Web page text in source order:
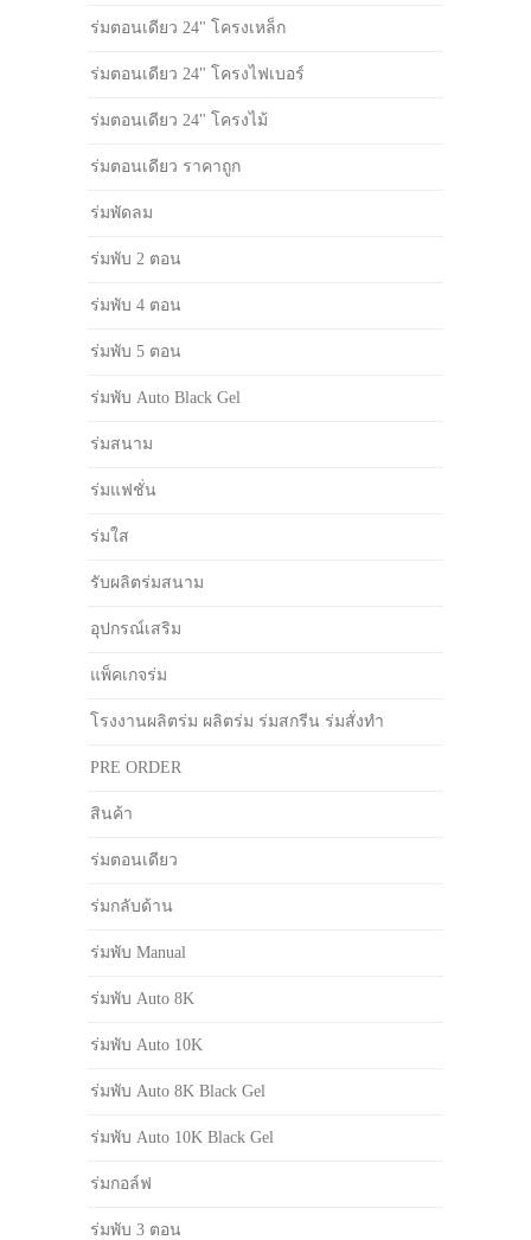
ร่มตอนเดียว 24" โครงเหล็ก
ร่มตอนเดียว 24" โครงไฟเบอร์
ร่มตอนเดียว 24" โครงไม้
ร่มตอนเดียว ราคาถูก
ร่มพัดลม
ร่มพับ 2 ตอน
ร่มพับ 4 ตอน
ร่มพับ 5 ตอน
ร่มพับ Auto Black Gel
ร่มสนาม
ร่มแฟชั่น
ร่มใส
รับผลิตร่มสนาม
อุปกรณ์เสริม
แพ็คเกจร่ม
โรงงานผลิตร่ม ผลิตร่ม ร่มสกรีน ร่มสั่งทำ
PRE ORDER
สินค้า
ร่มตอนเดียว
ร่มกลับด้าน
ร่มพับ Manual
ร่มพับ Auto 8K
ร่มพับ Auto 10K
ร่มพับ Auto 8K Black Gel
ร่มพับ Auto 10K Black Gel
ร่มกอล์ฟ
ร่มพับ 3 ตอน